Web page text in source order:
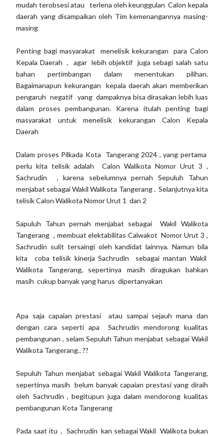
mudah terobsesi atau terlena oleh keunggulan Calon kepala
daerah yang disampaikan oleh Tim kemenangannya masing-
masing
Penting bagi masyarakat menelisik kekurangan para Calon
Kepala Daerah , agar lebih objektif juga sebagi salah satu
bahan pertimbangan dalam menentukan pilihan.
Bagaimanapun kekurangan kepala daerah akan memberikan
pengaruh negatif yang dampaknya bisa dirasakan lebih luas
dalam proses pembangunan. Karena itulah penting bagi
masyarakat untuk menelisik kekurangan Calon Kepala
Daerah
Dalam proses Pilkada Kota Tangerang 2024 , yang pertama
perlu kita telisik adalah Calon Walikota Nomor Urut 3 ,
Sachrudin , karena sebelumnya pernah Sepuluh Tahun
menjabat sebagai Wakil Walikota Tangerang . Selanjutnya kita
telisik Calon Walikota Nomor Urut 1 dan 2
Sapuluh Tahun pernah menjabat sebagai Wakil Walikota
Tangerang , membuat elektabilitas Calwakot Nomor Urut 3 ,
Sachrudin sulit tersaingi oleh kandidat lainnya. Namun bila
kita coba telisik kinerja Sachrudin sebagai mantan Wakil
Walikota Tangerang, sepertinya masih diragukan bahkan
masih cukup banyak yang harus dipertanyakan
Apa saja capaian prestasi atau sampai sejauh mana dan
dengan cara seperti apa Sachrudin mendorong kualitas
pembangunan , selam Sepuluh Tahun menjabat sebagai Wakil
Walikota Tangerang.. ??
Sepuluh Tahun menjabat sebagai Wakil Walikota Tangerang,
sepertinya masih belum banyak capaian prestasi yang diraih
oleh Sachrudin , begitupun juga dalam mendorong kualitas
pembangunan Kota Tangerang
Pada saat itu , Sachrudin kan sebagai Wakil Walikota bukan